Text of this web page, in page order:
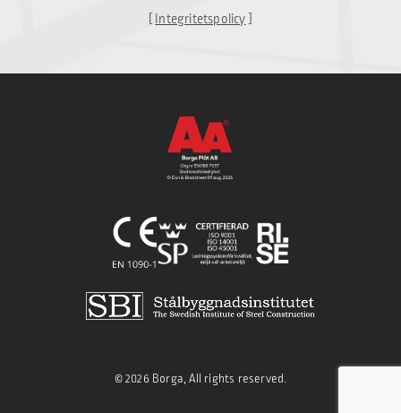
[Integritetspolicy]
© 2026 Borga, All rights reserved.